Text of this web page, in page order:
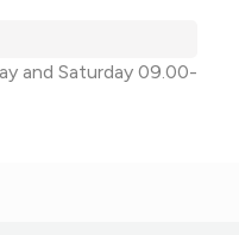
and Saturday 09.00-